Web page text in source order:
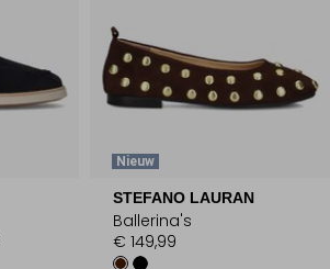
Nieuw
STEFANO LAURAN
Ballerina's
€ 149,99